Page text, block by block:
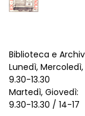
Biblioteca e
Lunedì,
9.30-13.30
Martedì, Giovedì:
9.30-13.30 / 14-17